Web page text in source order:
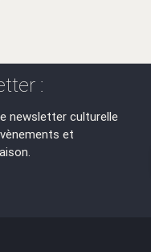
:
newsletter culturelle
et